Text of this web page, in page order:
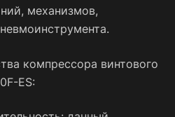
механизмов,
компрессора винтового
ES: